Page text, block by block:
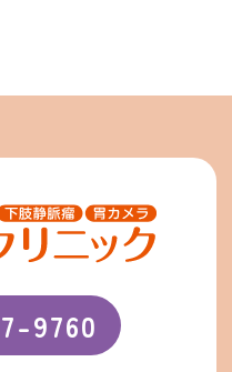
9760